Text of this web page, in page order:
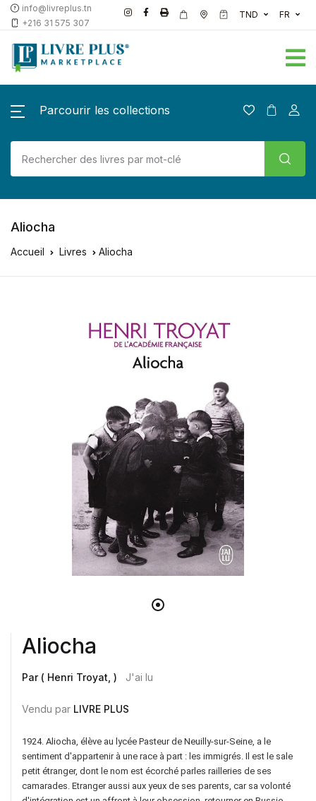
info@livreplus.tn
+216 31 575 307
TND FR
Parcourir les collections
Aliocha
Accueil Livres Aliocha
Aliocha
Par ( Henri Troyat, ) J'ai lu
Vendu par LIVRE PLUS
1924. Aliocha, élève au lycée Pasteur de Neuilly-sur-Seine, a le
sentiment d'appartenir à une race à part : les immigrés. Il est le sale
petit étranger, dont le nom est écorché parles railleries de ses
camarades. Etranger aussi aux yeux de ses parents, car sa volonté